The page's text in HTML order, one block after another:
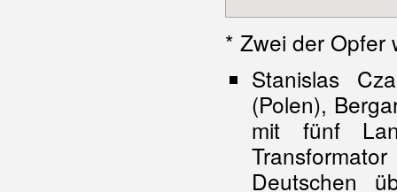
* Zwei der Opfer
Stanislas
(Polen),
mit fünf
Deutschen